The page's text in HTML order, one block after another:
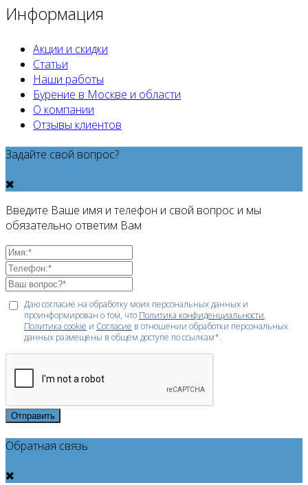
Информация
Акции и скидки
Статьи
Наши работы
Бурение в Москве и области
О компании
Отзывы клиентов
Задайте свой вопрос?
Введите Ваше имя и телефон и свой вопрос и мы
обязательно ответим Вам
Даю согласие на обработку моих персональных данных и
проинформирован о том, что Политика конфиденциальности,
Политика cookie и Согласие в отношении обработки персональных
данных размещены в общем доступе по ссылкам*.
Отправить
Обратная связь